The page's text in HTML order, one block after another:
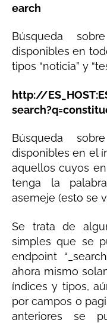
earch
Búsqueda
disponibles en
tipos “noticia” y
http://
search?q=c
Búsqueda
disponibles en el
aquellos cuyos
tenga la
asemeje (esto se
Se trata de
simples que se
endpoint
ahora mismo
índices y tipos,
por campos o
anteriores se